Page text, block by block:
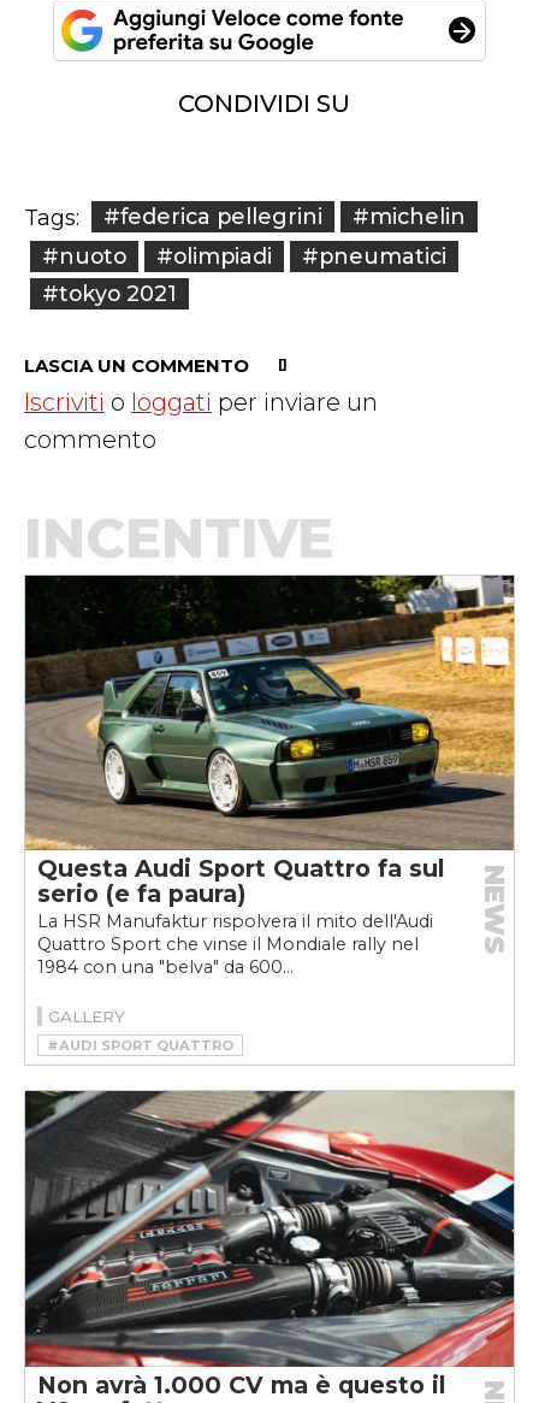
CONDIVIDI SU
Tags: #federica pellegrini
#michelin
#nuoto
#olimpiadi
#pneumatici
#tokyo 2021
LASCIA UN COMMENTO
Iscriviti o loggati per inviare un
commento
INCENTIVE
Questa Audi Sport Quattro fa sul
serio (e fa paura)
La HSR Manufaktur rispolvera il mito dell'Audi
Quattro Sport che vinse il Mondiale rally nel
1984 con una "belva" da 600...
NEWS
GALLERY
#AUDI SPORT QUATTRO
#HSR MANUFAKTUR
#RESTOMOD
Non avrà 1.000 CV ma è questo il